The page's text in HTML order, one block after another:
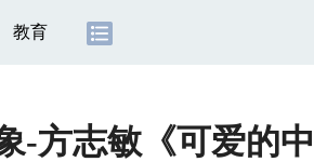
教育
-方志敏《可爱的中